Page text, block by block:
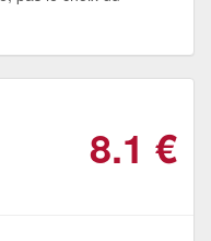
8.1 €